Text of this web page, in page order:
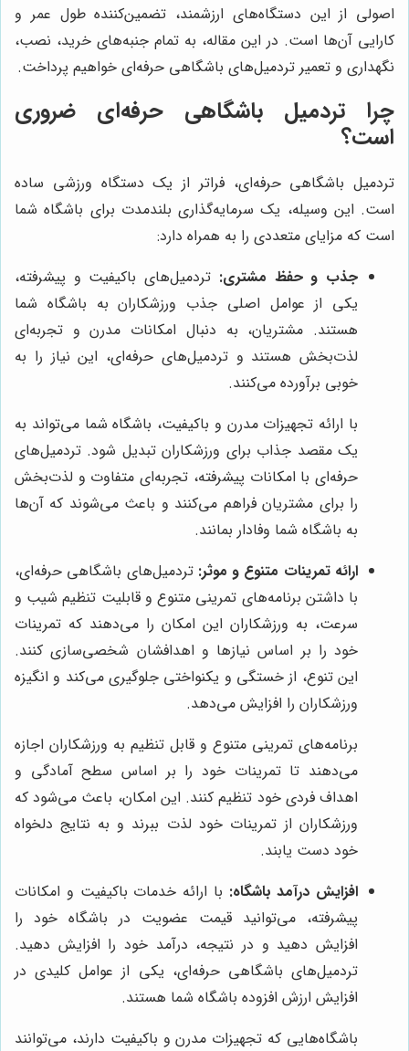
اصولی از این دستگاه‌های ارزشمند، تضمین‌کننده طول عمر و
کارایی آن‌ها است. در این مقاله، به تمام جنبه‌های خرید، نصب،
نگهداری و تعمیر تردمیل‌های باشگاهی حرفه‌ای خواهیم پرداخت.
چرا تردمیل باشگاهی حرفه‌ای ضروری
است؟
تردمیل باشگاهی حرفه‌ای، فراتر از یک دستگاه ورزشی ساده
است. این وسیله، یک سرمایه‌گذاری بلندمدت برای باشگاه شما
است که مزایای متعددی را به همراه دارد:
جذب و حفظ مشتری: تردمیل‌های باکیفیت و پیشرفته،
یکی از عوامل اصلی جذب ورزشکاران به باشگاه شما
هستند. مشتریان، به دنبال امکانات مدرن و تجربه‌ای
لذت‌بخش هستند و تردمیل‌های حرفه‌ای، این نیاز را به
خوبی برآورده می‌کنند.
با ارائه تجهیزات مدرن و باکیفیت، باشگاه شما می‌تواند به
یک مقصد جذاب برای ورزشکاران تبدیل شود. تردمیل‌های
حرفه‌ای با امکانات پیشرفته، تجربه‌ای متفاوت و لذت‌بخش
را برای مشتریان فراهم می‌کنند و باعث می‌شوند که آن‌ها
به باشگاه شما وفادار بمانند.
ارائه تمرینات متنوع و موثر: تردمیل‌های باشگاهی حرفه‌ای،
با داشتن برنامه‌های تمرینی متنوع و قابلیت تنظیم شیب و
سرعت، به ورزشکاران این امکان را می‌دهند که تمرینات
خود را بر اساس نیازها و اهدافشان شخصی‌سازی کنند.
این تنوع، از خستگی و یکنواختی جلوگیری می‌کند و انگیزه
ورزشکاران را افزایش می‌دهد.
برنامه‌های تمرینی متنوع و قابل تنظیم به ورزشکاران اجازه
می‌دهند تا تمرینات خود را بر اساس سطح آمادگی و
اهداف فردی خود تنظیم کنند. این امکان، باعث می‌شود که
ورزشکاران از تمرینات خود لذت ببرند و به نتایج دلخواه
خود دست یابند.
افزایش درآمد باشگاه: با ارائه خدمات باکیفیت و امکانات
پیشرفته، می‌توانید قیمت عضویت در باشگاه خود را
افزایش دهید و در نتیجه، درآمد خود را افزایش دهید.
تردمیل‌های باشگاهی حرفه‌ای، یکی از عوامل کلیدی در
افزایش ارزش افزوده باشگاه شما هستند.
باشگاه‌هایی که تجهیزات مدرن و باکیفیت دارند، می‌توانند